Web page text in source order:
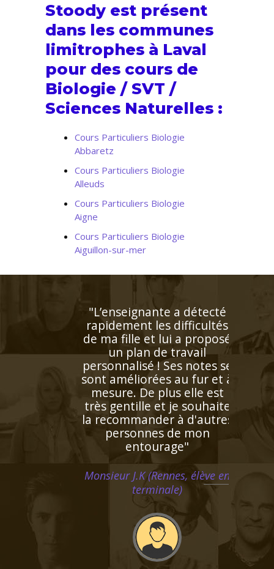
Stoody est présent
dans les communes
limitrophes à Laval
pour des cours de
Biologie / SVT /
Sciences Naturelles :
Cours Particuliers Biologie
Abbaretz
Cours Particuliers Biologie
Alleuds
Cours Particuliers Biologie
Aigne
Cours Particuliers Biologie
Aiguillon-sur-mer
"Enseignant de très grande
qualité connaissant
parfaitement l'espagnol
puisqu'il s'agit de sa langue
natale. Très doué pour
enseigner, il prépare
excellemment ses cours.
Bref un modèle"
Monsieur H.E (Marseille,
étudiant au supérieur)